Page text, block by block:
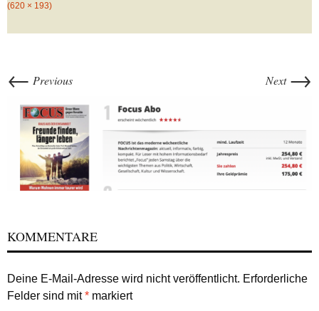
(620 × 193)
← Previous Next →
KOMMENTARE
Deine E-Mail-Adresse wird nicht veröffentlicht. Erforderliche
Felder sind mit* markiert